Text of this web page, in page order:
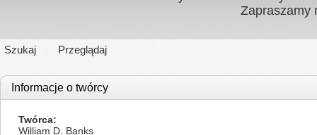
Zapraszamy
Szukaj Przeglądaj
Informacje o twórcy
Twórca
William D. Banks